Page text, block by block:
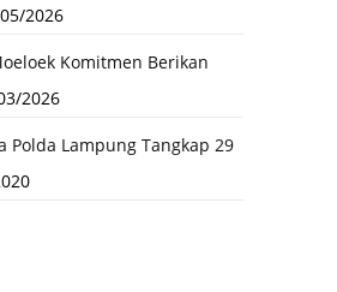
2026
Komitmen Berikan
2026
Polda Lampung Tangkap 29